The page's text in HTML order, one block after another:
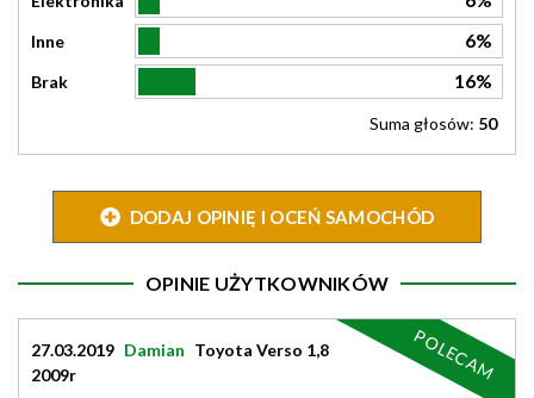
Inne 6%
Brak 16%
Suma głosów: 50
DODAJ OPINIĘ I OCEŃ SAMOCHÓD
OPINIE UŻYTKOWNIKÓW
27.03.2019 Damian Toyota Verso 1,8
2009r
POLECAM